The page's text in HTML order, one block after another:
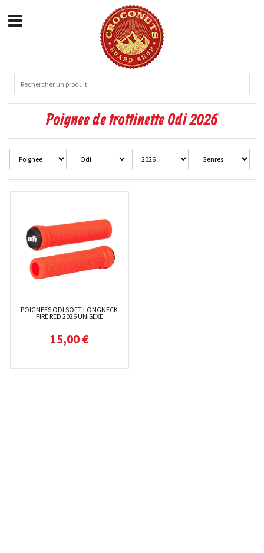
Poignee de trottinette Odi 2026
POIGNEES ODI SOFT LONGNECK
FIRE RED 2026 UNISEXE
15,00 €